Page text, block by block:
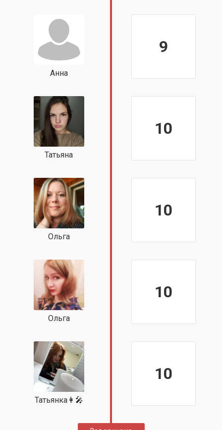
Анна
9
Татьяна
10
Ольга
10
Ольга
10
Татьянка👩‍🎤
10